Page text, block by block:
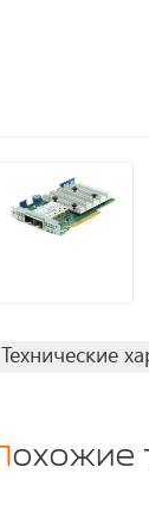
Технические